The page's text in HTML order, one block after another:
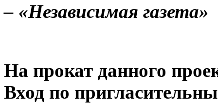
– «Независимая газета»
На прокат данного
Вход по